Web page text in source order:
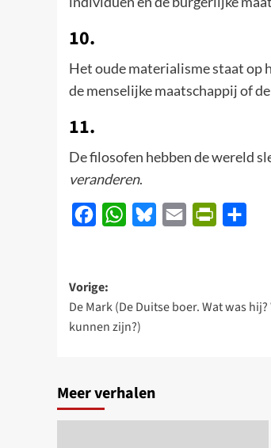
10.
Het oude materialisme staat op
de menselijke maatschappij of
11.
De filosofen hebben de wereld
veranderen.
FacebookWhatsApp
BlueskyEmail
Bericht
navigatie
Vorige:
De Mark (De Duitse boer. Wat was
kunnen zijn?)
Meer verhalen